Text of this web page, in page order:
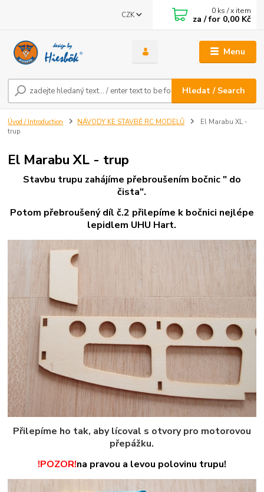
Menu
CZK
Hledat / Search
0 ks / x item
za / for 0,00 Kč
Úvod / Introduction NÁVODY KE STAVBĚ RC MODELŮ
El Marabu XL -
trup
El Marabu XL - trup
Stavbu trupu zahájíme přebroušením bočnic " do
čista".
Potom přebroušený díl č.2 přilepíme k bočnici nejlépe
lepidlem UHU Hart.
Přilepíme ho tak, aby lícoval s otvory pro motorovou
přepážku.
!POZOR!na pravou a levou polovinu trupu!